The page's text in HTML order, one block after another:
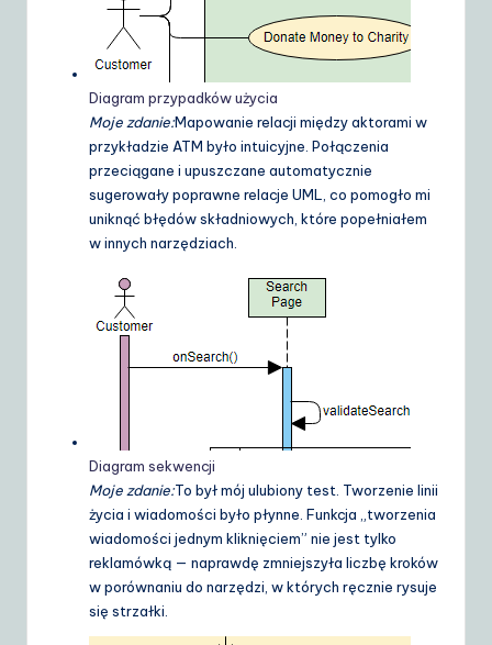
Diagram przypadków użycia
Moje zdanie:Mapowanie relacji między aktorami w
przykładzie ATM było intuicyjne. Połączenia
przeciągane i upuszczane automatycznie
sugerowały poprawne relacje UML, co pomogło mi
uniknąć błędów składniowych, które popełniałem
w innych narzędziach.
Diagram sekwencji
Moje zdanie:To był mój ulubiony test. Tworzenie linii
życia i wiadomości było płynne. Funkcja „tworzenia
wiadomości jednym kliknięciem” nie jest tylko
reklamówką — naprawdę zmniejszyła liczbę kroków
w porównaniu do narzędzi, w których ręcznie rysuje
się strzałki.